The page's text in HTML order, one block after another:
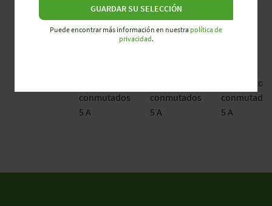
conmutados
5 A
conmutados
5 A
2 contactos
conmutados
5 A
GUARDAR SU SELECCIÓN
Puede encontrar más información en nuestra política de
privacidad.